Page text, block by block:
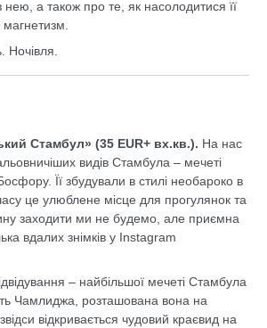
нею, а також про те, як насолодитися її
магнетизм.
Ночівля.
Стамбул» (35 EUR+ вх.кв.). На нас
видів Стамбула – мечеті
Її збудували в стилі необароко в
часу це улюблене місце для прогулянок та
заходити ми не будемо, але приємна
вдалих знімків у Instagram
– найбільшої мечеті Стамбула
Чамлиджа, розташована вона на
відкривається чудовий краєвид на